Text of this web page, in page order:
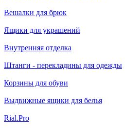
Вешалки для брюк
Ящики для украшений
Внутренняя отделка
Штанги - перекладины для одежды
Корзины для обуви
Выдвижные ящики для белья
Rial.Pro